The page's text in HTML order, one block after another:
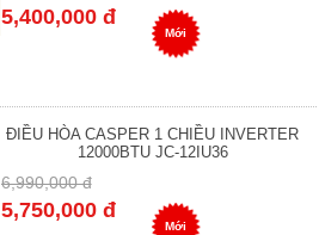
5,400,000 đ
Mới
ĐIỀU HÒA CASPER 1 CHIỀU INVERTER
12000BTU JC-12IU36
6,990,000 đ
5,750,000 đ
Mới